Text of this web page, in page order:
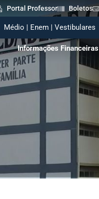
Portal Professor Boletos
Médio | Enem | Vestibulares
Informações Financeiras